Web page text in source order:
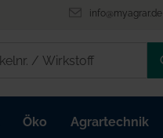
info@myagrar.de
Öko Agrartechnik